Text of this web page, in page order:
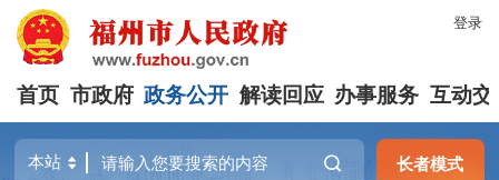
登录
首页 市政府 政务公开 解读回应 办事服务 互动交
长者模式